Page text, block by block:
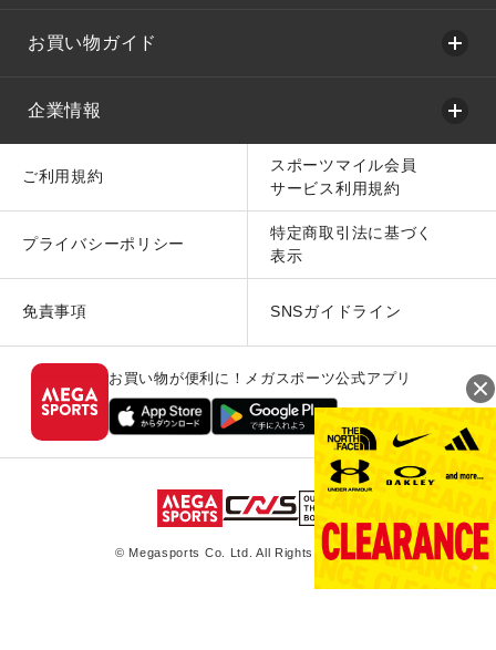
お買い物ガイド
企業情報
ご利用規約
スポーツマイル会員
サービス利用規約
プライバシーポリシー
特定商取引法に基づく
表示
免責事項 SNSガイドライン
お買い物が便利に！メガスポーツ公式アプリ
© Megasports Co. Ltd. All Rights Reserved.